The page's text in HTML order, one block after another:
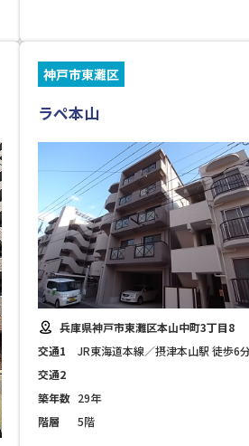
神戸市東灘区
ラペ本山
兵庫県神戸市東灘区本山中町3丁目8
交通1
JR東海道本線／摂津本山駅 徒歩6
交通2
築年数 29年
階層
5階